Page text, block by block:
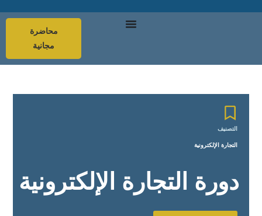
محاضرة
مجانية
التصنيف
التجارة الإلكترونية
دورة التجارة الإلكترونية